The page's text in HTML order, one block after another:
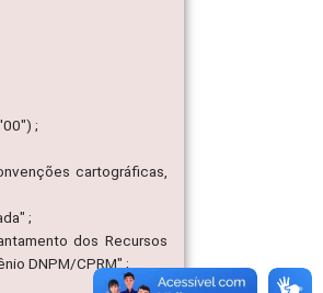
;
cartográficas,
;
dos Recursos
DNPM/CPRM" ;